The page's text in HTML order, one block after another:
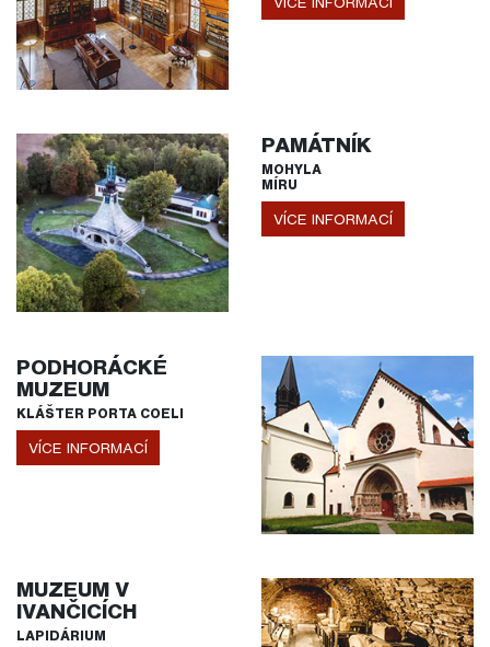
PAMÁTNÍK
MOHYLA
MÍRU
VÍCE INFORMACÍ
PODHORÁCKÉ
MUZEUM
KLÁŠTER PORTA COELI
VÍCE INFORMACÍ
MUZEUM V
IVANČICÍCH
LAPIDÁRIUM